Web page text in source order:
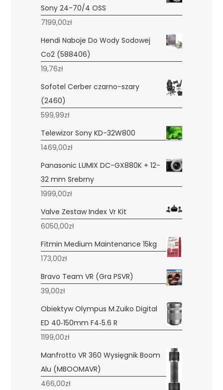
Sony 24-70/4 OSS
7199,00zł
Hendi Naboje Do Wody Sodowej
Co2 (588406)
19,76zł
Sofotel Cerber czarno-szary
(2460)
599,99zł
Telewizor Sony KD-32W800
1469,00zł
Panasonic LUMIX DC-GX880K + 12-
32 mm Srebrny
1999,00zł
Valve Zestaw Index Vr Kit
6050,00zł
Fitmin Medium Maintenance 15kg
173,00zł
Bravo Team VR (Gra PSVR)
39,00zł
Obiektyw Olympus M.Zuiko Digital
ED 40‑150mm F4‑5.6 R
1199,00zł
Manfrotto VR 360 Wysięgnik Boom
Alu (MBOOMAVR)
466,00zł